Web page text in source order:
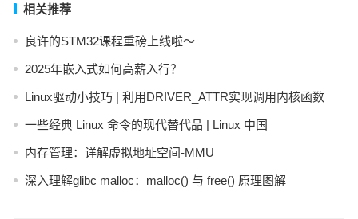
相关推荐
良许的STM32课程重磅上线啦～
2025年嵌入式如何高薪入行？
Linux驱动小技巧 | 利用DRIVER_ATTR实现调用内核函数
一些经典 Linux 命令的现代替代品 | Linux 中国
内存管理：详解虚拟地址空间-MMU
深入理解glibc malloc：malloc() 与 free() 原理图解